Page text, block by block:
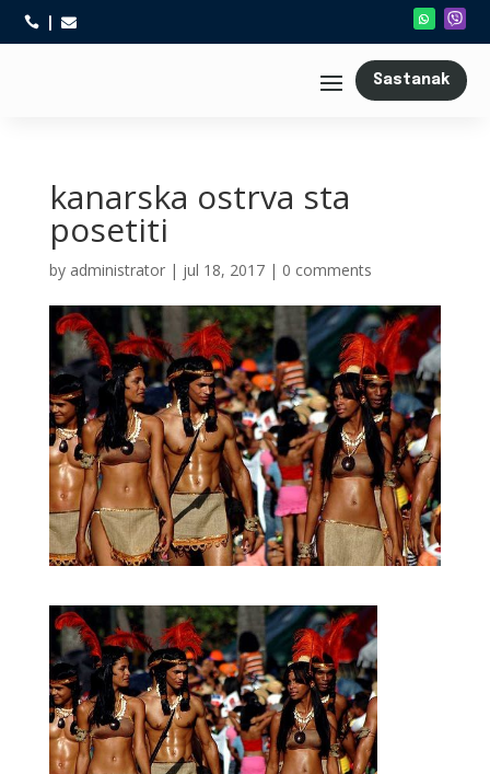
 
Sastanak
kanarska ostrva sta
posetiti
by administrator| jul 18, 2017| 0 comments